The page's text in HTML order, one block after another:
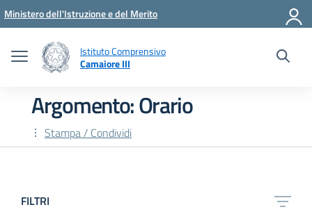
Vai ai contenuti
Vai al menu di navigazione
Vai al footer
Ministero dell'Istruzione e del Merito
Istituto Comprensivo
Camaiore III
Argomento: Orario
Stampa / Condividi
FILTRI